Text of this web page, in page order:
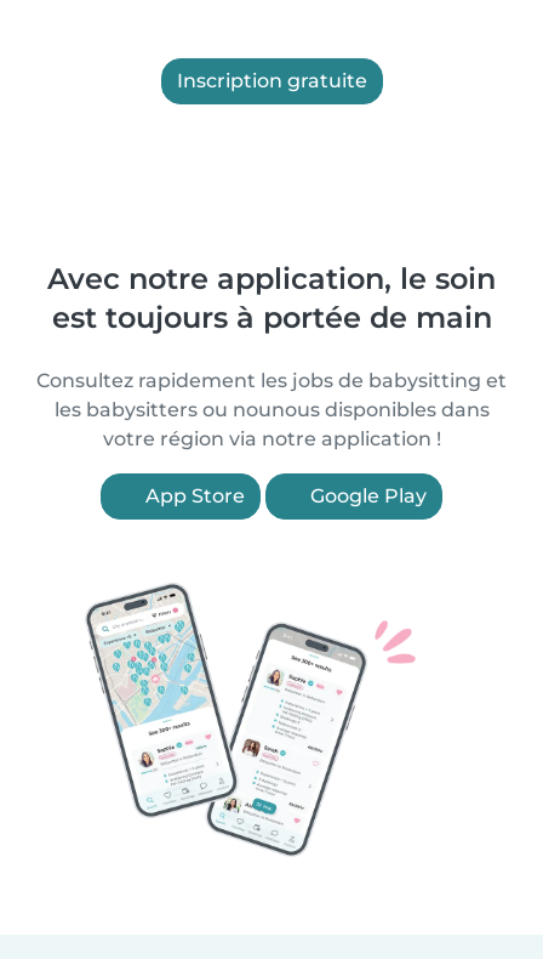
Inscription gratuite
Avec notre application, le soin
est toujours à portée de main
Consultez rapidement les jobs de babysitting et
les babysitters ou nounous disponibles dans
votre région via notre application !
App Store Google Play